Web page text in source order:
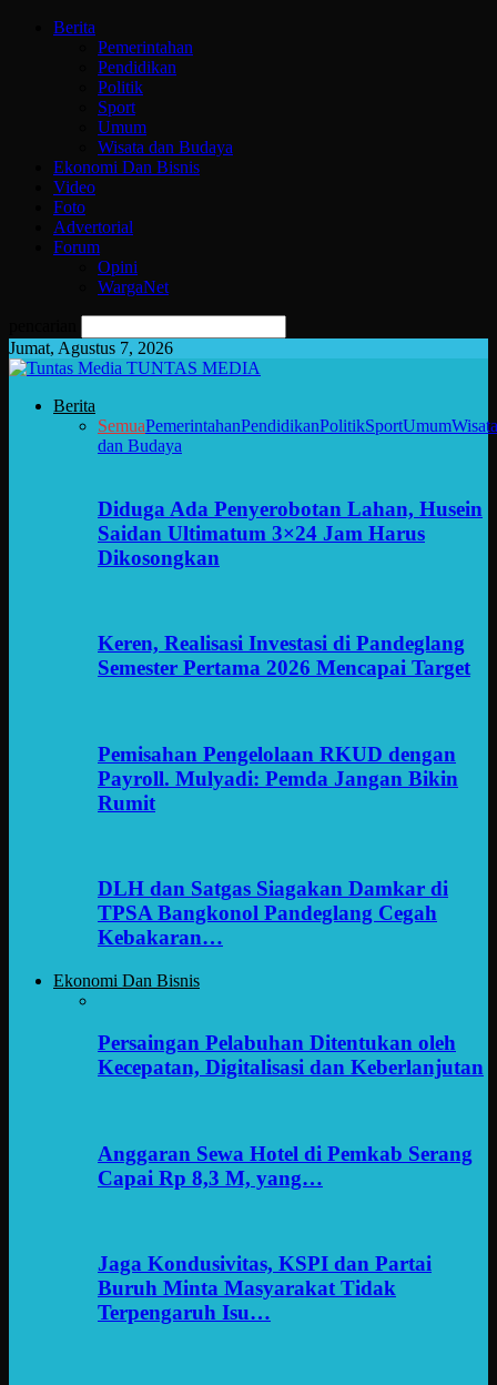
Berita
Pemerintahan
Pendidikan
Politik
Sport
Umum
Wisata dan Budaya
Ekonomi Dan Bisnis
Video
Foto
Advertorial
Forum
Opini
WargaNet
Jumat, Agustus 7, 2026
TUNTAS MEDIA
Berita
SemuaPemerintahanPendidikanPolitikSportUmumWisata
dan Budaya
Diduga Ada Penyerobotan Lahan, Husein
Saidan Ultimatum 3×24 Jam Harus
Dikosongkan
Keren, Realisasi Investasi di Pandeglang
Semester Pertama 2026 Mencapai Target
Pemisahan Pengelolaan RKUD dengan
Payroll. Mulyadi: Pemda Jangan Bikin
Rumit
DLH dan Satgas Siagakan Damkar di
TPSA Bangkonol Pandeglang Cegah
Kebakaran…
Ekonomi Dan Bisnis
Persaingan Pelabuhan Ditentukan oleh
Kecepatan, Digitalisasi dan Keberlanjutan
Anggaran Sewa Hotel di Pemkab Serang
Capai Rp 8,3 M, yang…
Jaga Kondusivitas, KSPI dan Partai
Buruh Minta Masyarakat Tidak
Terpengaruh Isu…